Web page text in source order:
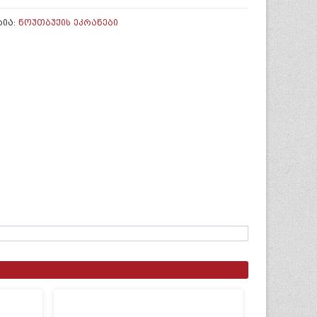
ᲜᲝᲣᲗᲑᲣᲥᲘᲡ ᲔᲙᲠᲐᲜᲔᲑᲘ